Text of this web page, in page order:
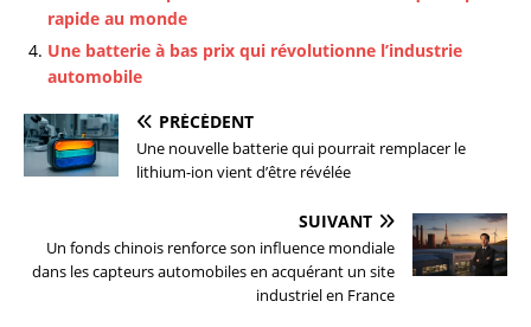
rapide au monde
Une batterie à bas prix qui révolutionne l’industrie
automobile
PRÉCÉDENT
Une nouvelle batterie qui pourrait remplacer le
lithium-ion vient d’être révélée
SUIVANT
Un fonds chinois renforce son influence mondiale
dans les capteurs automobiles en acquérant un site
industriel en France